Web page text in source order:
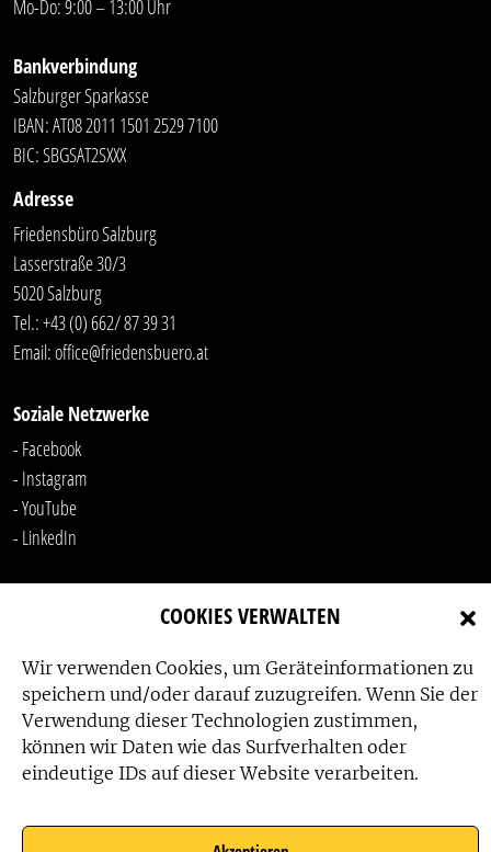
COOKIES VERWALTEN
Wir verwenden Cookies, um Geräteinformationen zu
speichern und/oder darauf zuzugreifen. Wenn Sie der
Verwendung dieser Technologien zustimmen,
können wir Daten wie das Surfverhalten oder
eindeutige IDs auf dieser Website verarbeiten.
Mo-Do: 9:00 – 13:00 Uhr
Bankverbindung
Salzburger Sparkasse
IBAN: AT08 2011 1501 2529 7100
BIC: SBGSAT2SXXX
Adresse
Friedensbüro Salzburg
Lasserstraße 30/3
5020 Salzburg
Tel.:+43 (0) 662/ 87 39 31
Email:office@friedensbuero.at
Soziale Netzwerke
- Facebook
- Instagram
- YouTube
- LinkedIn
Das Friedensbüro wird gefördert von: